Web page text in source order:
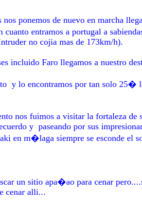
ponemos de nuevo en marcha
entramos a portugal a
no cojia mas de 173km/h).
incluido Faro llegamos a nuestro
y lo encontramos por tan solo 25�
nos fuimos a visitar la fortaleza de
y paseando por sus
en m�laga siempre se esconde
un sitio apa�ao para cenar
cenar alli...